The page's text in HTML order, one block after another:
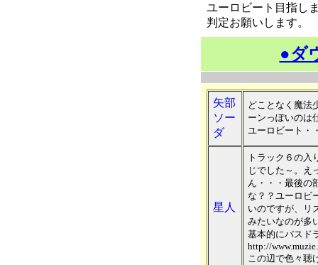
ユーロビート目指し
判定お願いします。
●ダ
矢部
ソー
ダ
どことなく魔法
ーンっぽいのは
ユーロビート・
星人
トラック６の入
じでした～。え
ん・・・最後の
な？？ユーロビ
いのですが、リ
みたいなのが多
基本的にバスド
http://
この辺で色々聴